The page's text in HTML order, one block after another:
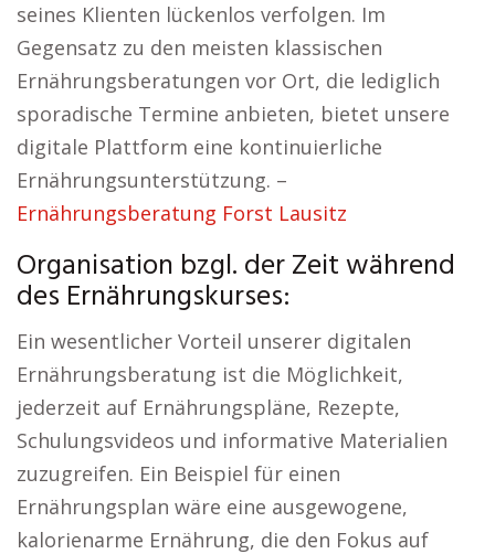
seines Klienten lückenlos verfolgen. Im
Gegensatz zu den meisten klassischen
Ernährungsberatungen vor Ort, die lediglich
sporadische Termine anbieten, bietet unsere
digitale Plattform eine kontinuierliche
Ernährungsunterstützung. –
Ernährungsberatung Forst Lausitz
Organisation bzgl. der Zeit während
des Ernährungskurses:
Ein wesentlicher Vorteil unserer digitalen
Ernährungsberatung ist die Möglichkeit,
jederzeit auf Ernährungspläne, Rezepte,
Schulungsvideos und informative Materialien
zuzugreifen. Ein Beispiel für einen
Ernährungsplan wäre eine ausgewogene,
kalorienarme Ernährung, die den Fokus auf